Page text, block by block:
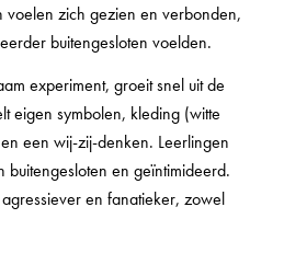
voelen zich gezien en verbonden,
buitengesloten voelden.
experiment, groeit snel uit de
eigen symbolen, kleding (witte
een wij-zij-denken. Leerlingen
en geïntimideerd.
en fanatieker, zowel